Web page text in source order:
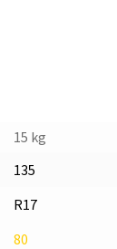
15 kg
135
R17
80